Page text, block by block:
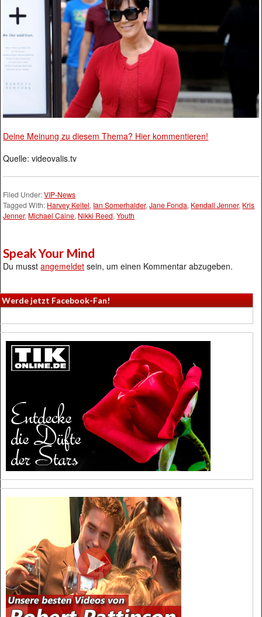
Deine Meinung zu diesem Thema? Hier kommentieren!
Quelle: videovalis.tv
Filed Under:VIP-News
Tagged With: Harvey Keitel, Ian Somerhalder,Jane Fonda, Kendall Jenner, Kris
Jenner, Michael Caine, Nikki Reed,Youth
Speak Your Mind
Du musstangemeldet sein, um einen Kommentar abzugeben.
Werde jetzt Facebook-Fan!